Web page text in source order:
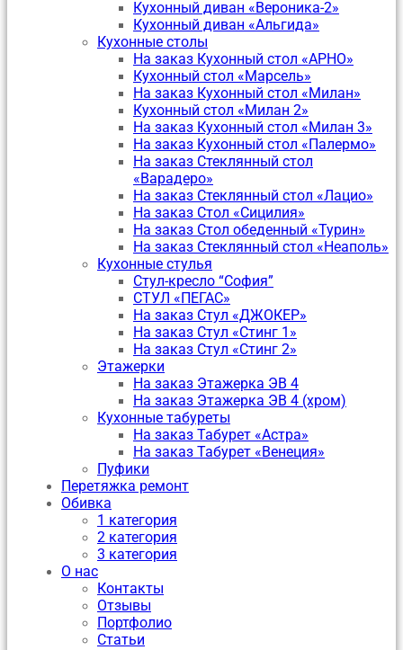
Кухонный диван «Вероника-2»
Кухонный диван «Альгида»
Кухонные столы
На заказ Кухонный стол «АРНО»
Кухонный стол «Марсель»
На заказ Кухонный стол «Милан»
Кухонный стол «Милан 2»
На заказ Кухонный стол «Милан 3»
На заказ Кухонный стол «Палермо»
На заказ Стеклянный стол
«Варадеро»
На заказ Стеклянный стол «Лацио»
На заказ Стол «Сицилия»
На заказ Стол обеденный «Турин»
На заказ Стеклянный стол «Неаполь»
Кухонные стулья
Стул-кресло “София”
CТУЛ «ПЕГАС»
На заказ Стул «ДЖОКЕР»
На заказ Стул «Стинг 1»
На заказ Стул «Стинг 2»
Этажерки
На заказ Этажерка ЭВ 4
На заказ Этажерка ЭВ 4 (хром)
Кухонные табуреты
На заказ Табурет «Астра»
На заказ Табурет «Венеция»
Пуфики
Перетяжка ремонт
Обивка
1 категория
2 категория
3 категория
О нас
Контакты
Отзывы
Портфолио
Статьи